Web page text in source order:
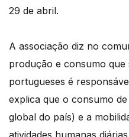
29 de abril.
A associação diz no
produção e consumo que
portugueses é
explica que o consumo
global do país) e a